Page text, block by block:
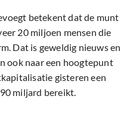
betekent dat de munt
20 miljoen mensen die
Dat is geweldig nieuws en
ook naar een hoogtepunt
gisteren een
miljard bereikt.